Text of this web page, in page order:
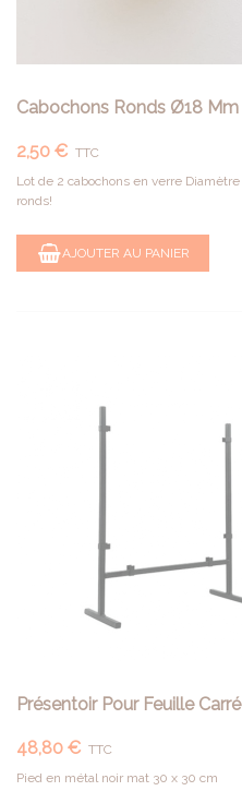
Cabochons Ronds Ø18 Mm
2,50 € TTC
Lot de 2 cabochons en verre
ronds!
AJOUTER AU PANIER
Présentoir Pour Feuille
48,80 € TTC
Pied en métal noir mat 30 x 30 cm